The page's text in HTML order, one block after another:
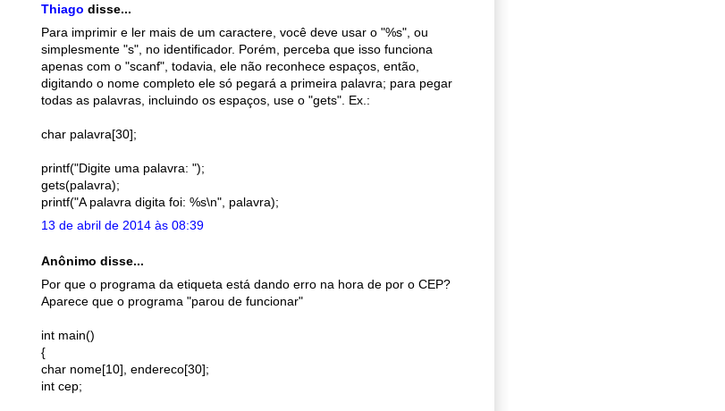
Thiago disse...
Para imprimir e ler mais de um caractere, você deve usar o "%s", ou
simplesmente "s", no identificador. Porém, perceba que isso funciona
apenas com o "scanf", todavia, ele não reconhece espaços, então,
digitando o nome completo ele só pegará a primeira palavra; para pegar
todas as palavras, incluindo os espaços, use o "gets". Ex.:
char palavra[30];
printf("Digite uma palavra: ");
gets(palavra);
printf("A palavra digita foi: %s\n", palavra);
13 de abril de 2014 às 08:39
Anônimo disse...
Por que o programa da etiqueta está dando erro na hora de por o CEP?
Aparece que o programa "parou de funcionar"
int main()
{
char nome[10], endereco[30];
int cep;